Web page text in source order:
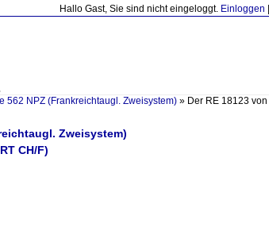
Hallo Gast, Sie sind nicht eingeloggt. Einloggen
562 NPZ (Frankreichtaugl. Zweisystem) » Der RE 18123
Zweisystem)
CH/F)